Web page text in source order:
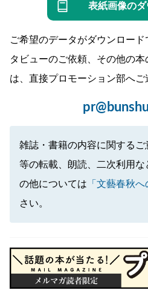
表紙画像の
ご希望のデータがダウンロー
タビューのご依頼、その他の
は、直接プロモーション部へご
雑誌・書籍の内容に関する
等の転載、朗読、二次利用
の他については 「文藝春秋へ
さい。